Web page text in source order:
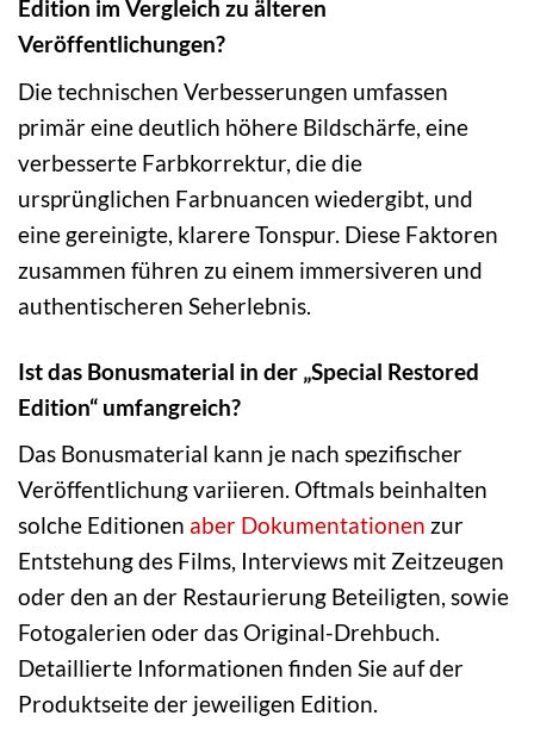
Edition im Vergleich zu älteren
Veröffentlichungen?
Die technischen Verbesserungen umfassen
primär eine deutlich höhere Bildschärfe, eine
verbesserte Farbkorrektur, die die
ursprünglichen Farbnuancen wiedergibt, und
eine gereinigte, klarere Tonspur. Diese Faktoren
zusammen führen zu einem immersiveren und
authentischeren Seherlebnis.
Ist das Bonusmaterial in der „Special Restored
Edition“ umfangreich?
Das Bonusmaterial kann je nach spezifischer
Veröffentlichung variieren. Oftmals beinhalten
solche Editionen aber Dokumentationen zur
Entstehung des Films, Interviews mit Zeitzeugen
oder den an der Restaurierung Beteiligten, sowie
Fotogalerien oder das Original-Drehbuch.
Detaillierte Informationen finden Sie auf der
Produktseite der jeweiligen Edition.